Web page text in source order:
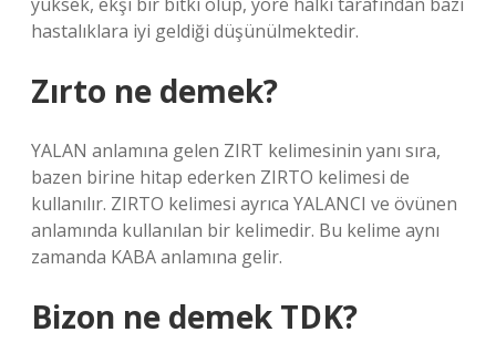
hastalıklara iyi geldiği düşünülmektedir.
Zırto ne demek?
YALAN anlamına gelen ZIRT kelimesinin yanı sıra,
bazen birine hitap ederken ZIRTO kelimesi de
kullanılır. ZIRTO kelimesi ayrıca YALANCI ve övünen
anlamında kullanılan bir kelimedir. Bu kelime aynı
zamanda KABA anlamına gelir.
Bizon ne demek TDK?